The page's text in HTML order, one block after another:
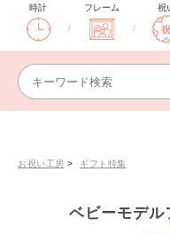
時計
/
フレーム
/
祝
お祝い工房 ギフト特集
ベビーモデル